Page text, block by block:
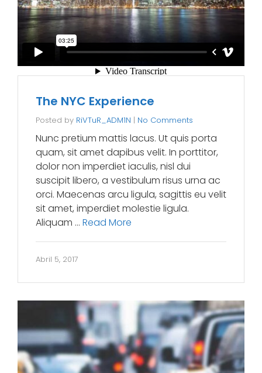
The NYC Experience
Posted by RiVTuR_ADM1N | No Comments
Nunc pretium mattis lacus. Ut quis porta
quam, sit amet dapibus velit. In porttitor,
dolor non imperdiet iaculis, nisl dui
suscipit libero, a vestibulum risus urna ac
orci. Maecenas arcu ligula, sagittis eu velit
sit amet, imperdiet molestie ligula.
Aliquam … Read More
Abril 5, 2017